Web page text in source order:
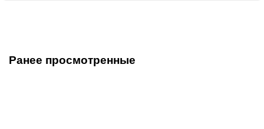
Ранее просмотренные